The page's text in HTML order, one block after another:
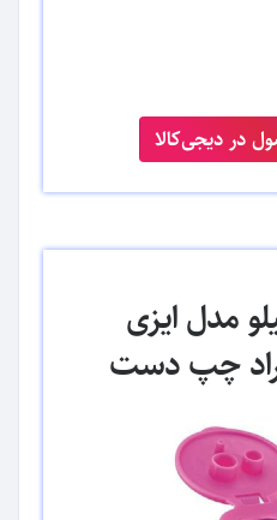
در دیجی‌کالا
مدل ایزی
چپ دست